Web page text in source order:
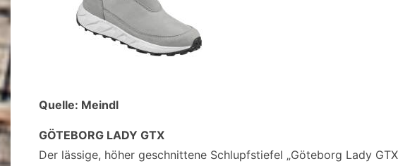
Quelle: Meindl
GÖTEBORG LADY GTX
Der lässige, höher geschnittene Schlupfstiefel „Göteborg Lady